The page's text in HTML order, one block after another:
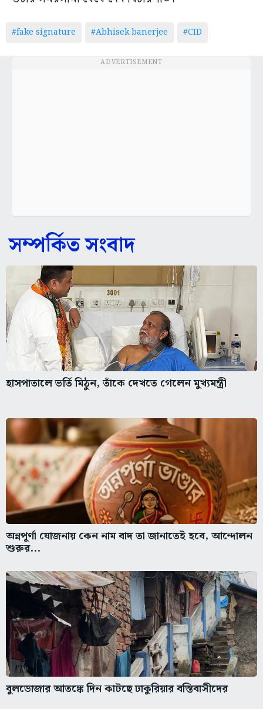
#fake signature #Abhisek banerjee #CID
ADVERTISEMENT
সম্পর্কিত সংবাদ
হাসপাতালে ভর্তি মিঠুন, তাঁকে দেখতে গেলেন মুখ্যমন্ত্রী
অন্নপূর্ণা যোজনায় কেন নাম বাদ তা জানাতেই হবে, আন্দোলন
শুরুর...
বুলডোজার আতঙ্কে দিন কাটছে ঢাকুরিয়ার বস্তিবাসীদের